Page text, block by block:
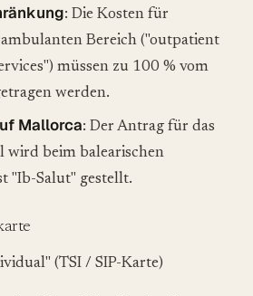
: Die Kosten für
Bereich ("outpatient
müssen zu 100 % vom
werden.
Mallorca: Der Antrag für das
wird beim balearischen
"Ib-Salut" gestellt.
(TSI / SIP-Karte)